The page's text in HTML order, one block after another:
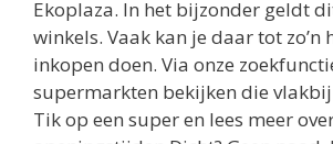
Ekoplaza. In het bijzonder geldt
winkels. Vaak kan je daar tot zo’n
inkopen doen. Via onze
supermarkten bekijken die
Tik op een super en lees meer